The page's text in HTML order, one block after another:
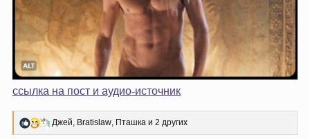
ссылка на пост и аудио-источник
Р
Джей Bratislaw Пташка и 2 других